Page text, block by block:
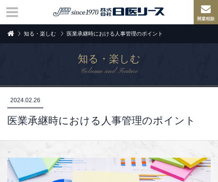
知る・楽しむ 医業承継時における人事管理のポイント
知る・楽しむ
Column and Feature
2024.02.26
医業承継時における人事管理のポイント